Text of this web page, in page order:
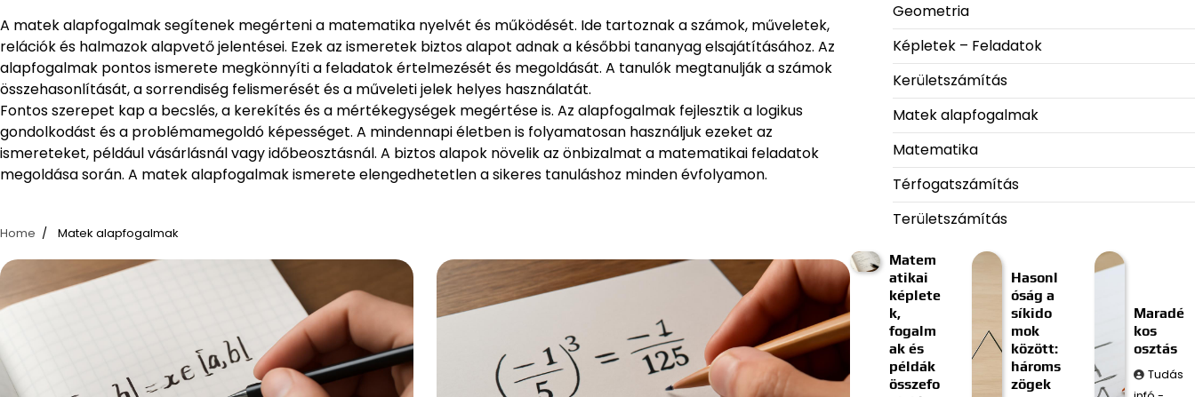
A matek alapfogalmak segítenek megérteni a matematika nyelvét és működését. Ide tartoznak a számok, műveletek,
relációk és halmazok alapvető jelentései. Ezek az ismeretek biztos alapot adnak a későbbi tananyag elsajátításához. Az
alapfogalmak pontos ismerete megkönnyíti a feladatok értelmezését és megoldását. A tanulók megtanulják a számok
összehasonlítását, a sorrendiség felismerését és a műveleti jelek helyes használatát.
Fontos szerepet kap a becslés, a kerekítés és a mértékegységek megértése is. Az alapfogalmak fejlesztik a logikus
gondolkodást és a problémamegoldó képességet. A mindennapi életben is folyamatosan használjuk ezeket az
ismereteket, például vásárlásnál vagy időbeosztásnál. A biztos alapok növelik az önbizalmat a matematikai feladatok
megoldása során. A matek alapfogalmak ismerete elengedhetetlen a sikeres tanuláshoz minden évfolyamon.
Home Matek alapfogalmak
Geometria
Képletek – Feladatok
Kerületszámítás
Matek alapfogalmak
Matematika
Térfogatszámítás
Területszámítás
Matem
atikai
képlete
k,
fogalm
ak és
példák
összefo
Hasonl
óság a
síkido
mok
között:
hároms
zögek
Maradé
kos
osztás
Tudás